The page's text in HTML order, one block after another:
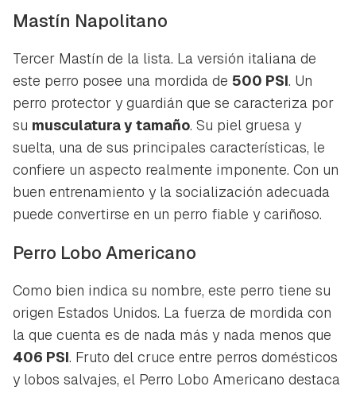
Mastín Napolitano
Tercer Mastín de la lista. La versión italiana de
este perro posee una mordida de 500 PSI. Un
perro protector y guardián que se caracteriza por
su musculatura y tamaño. Su piel gruesa y
suelta, una de sus principales características, le
confiere un aspecto realmente imponente. Con un
buen entrenamiento y la socialización adecuada
puede convertirse en un perro fiable y cariñoso.
Perro Lobo Americano
Como bien indica su nombre, este perro tiene su
origen Estados Unidos. La fuerza de mordida con
la que cuenta es de nada más y nada menos que
406 PSI. Fruto del cruce entre perros domésticos
y lobos salvajes, el Perro Lobo Americano destaca